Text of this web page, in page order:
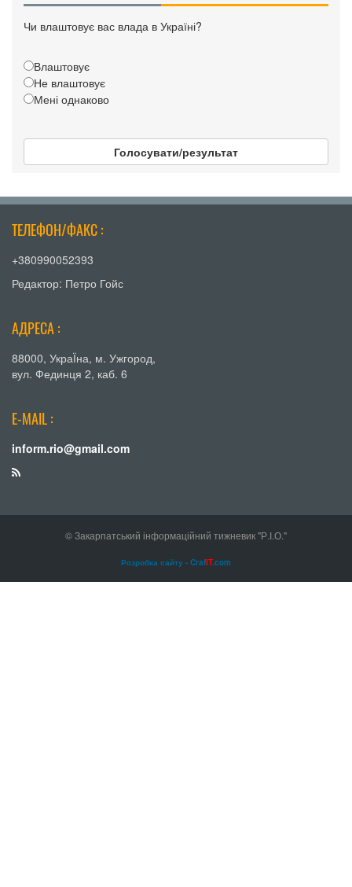
Чи влаштовує вас влада в Україні?
Влаштовує
Не влаштовує
Мені однаково
Голосувати/результат
ТЕЛЕФОН/ФАКС :
+380990052393
Редактор: Петро Гойс
АДРЕСА :
88000, УкраЇна, м. Ужгород,
вул. Фединця 2, каб. 6
E-MAIL :
inform.rio@gmail.com
© Закарпатський інформаційний тижневик "Р.І.О."
Розробка сайту - CrafIT.com